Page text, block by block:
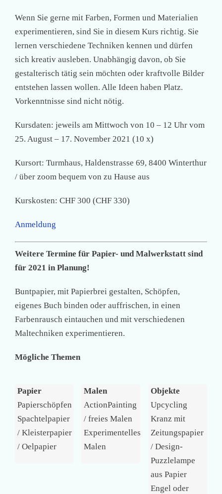
Wenn Sie gerne mit Farben, Formen und Materialien
experimentieren, sind Sie in diesem Kurs richtig. Sie
lernen verschiedene Techniken kennen und dürfen
sich kreativ ausleben. Unabhängig davon, ob Sie
gestalterisch tätig sein möchten oder kraftvolle Bilder
entstehen lassen wollen. Alle Ideen haben Platz.
Vorkenntnisse sind nicht nötig.
Kursdaten: jeweils am Mittwoch von 10 – 12 Uhr vom
25. August – 17. November 2021 (10 x)
Kursort: Turmhaus, Haldenstrasse 69, 8400 Winterthur
/ über zoom bequem von zu Hause aus
Kurskosten: CHF 300 (CHF 330)
Anmeldung
Weitere Termine für Papier- und Malwerkstatt sind
für 2021 in Planung!
Buntpapier, mit Papierbrei gestalten, Schöpfen,
eigenes Buch binden oder auffrischen, in einen
Farbenrausch eintauchen und mit verschiedenen
Maltechniken experimentieren.
Mögliche Themen
Papier
Papierschöpfen
Spachtelpapier
/ Kleisterpapier
/ Oelpapier
Malen
ActionPainting
/ freies Malen
Experimentelles
Malen
Objekte
Upcycling
Kranz mit
Zeitungspapier
/ Design-
Puzzlelampe
aus Papier
Engel oder